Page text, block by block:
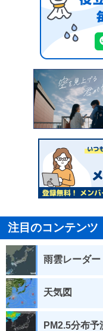
注目のコンテンツ
雨雲レーダー
天気図
PM2.5分布予